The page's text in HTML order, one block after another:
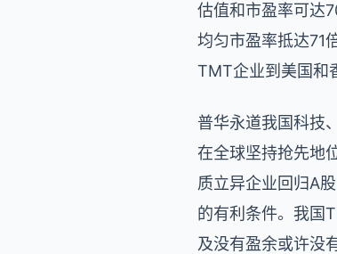
估值和市盈率可达
均匀市盈率抵达71
TMT企业到美国和
普华永道我国科技
在全球坚持抢先地
质立异企业回归A
的有利条件。我国
及没有盈余或许没